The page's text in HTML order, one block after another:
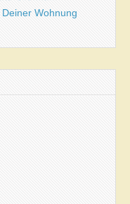
Wohnung